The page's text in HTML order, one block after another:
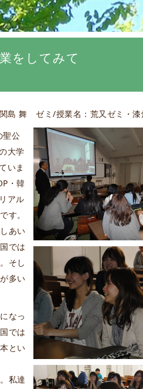
をしてみて
島 舞 ゼミ/授業名：荒又ゼミ・漆
聖公
大学
いま
・韓
アル
す。
あい
では
そし
多い
なっ
では
とい
私達